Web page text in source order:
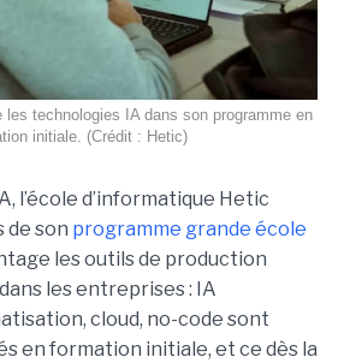
les technologies IA dans son programme en
initiale. (Crédit : Hetic)
l’école d’informatique Hetic
de son programme grande école
les outils de production
les entreprises : IA
cloud, no-code sont
en formation initiale, et ce dès la